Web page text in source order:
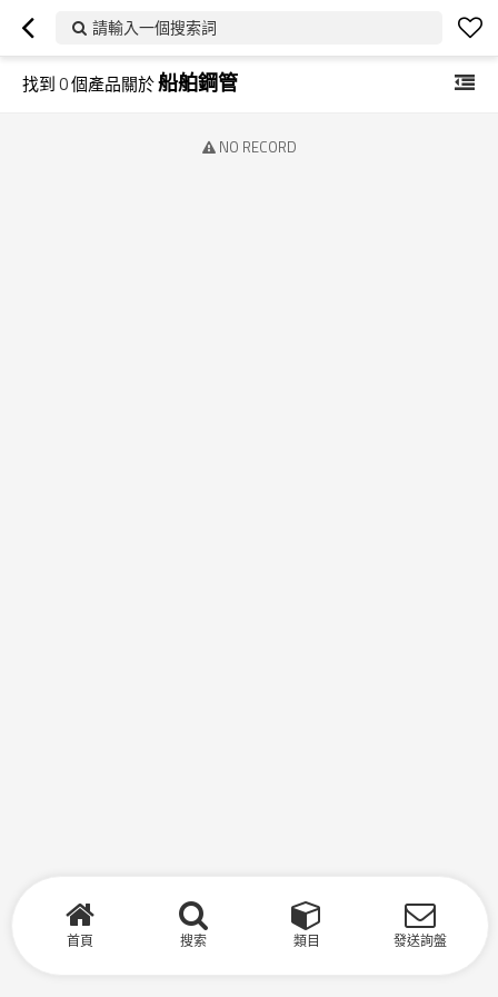
請輸入一個搜索詞
找到0個產品關於船舶鋼管
NO RECORD
首頁 搜索 類目 發送詢盤